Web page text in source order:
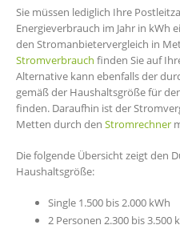
Sie müssen lediglich Ihre
Energieverbrauch im Jahr in kWh
den Stromanbietervergleich in
Stromverbrauch finden Sie auf
Alternative kann ebenfalls der
gemäß der Haushaltsgröße für
finden. Daraufhin ist der
Metten durch den Stromrechner
Die folgende Übersicht zeigt den
Haushaltsgröße:
Single 1.500 bis 2.000 kWh
2 Personen 2.300 bis 3.500